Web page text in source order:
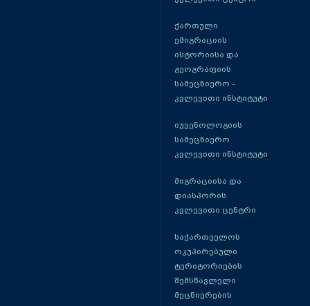
ქართული
ემიგრაციის
ისტორიისა და
გეოგრაფიის
სამეცნიერო -
კვლევითი ინსტიტუტი
იუვენოლოგიის
სამეცნიერო
კვლევითი ინსტიტუტი
მიგრაციისა და
დიასპორის
კვლევითი ცენტრი
საქართველოს
ოკუპირებული
ტერიტორიების
შემსწავლელი
მეცნიერების